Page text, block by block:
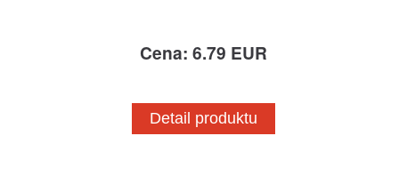
Cena: 6.79 EUR
Detail produktu